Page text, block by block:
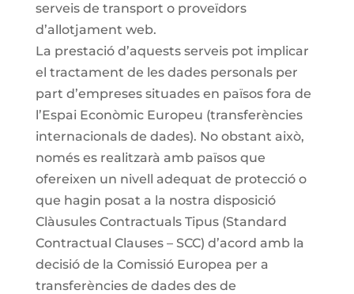
serveis de transport o proveïdors
d’allotjament web.
La prestació d’aquests serveis pot implicar
el tractament de les dades personals per
part d’empreses situades en països fora de
l’Espai Econòmic Europeu (transferències
internacionals de dades). No obstant això,
només es realitzarà amb països que
ofereixen un nivell adequat de protecció o
que hagin posat a la nostra disposició
Clàusules Contractuals Tipus (Standard
Contractual Clauses – SCC) d’acord amb la
decisió de la Comissió Europea per a
transferències de dades des de